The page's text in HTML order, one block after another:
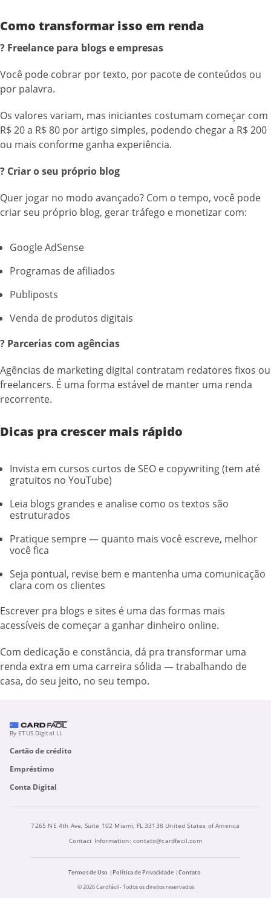
Como transformar isso em renda
? Freelance para blogs e empresas
Você pode cobrar por texto, por pacote de conteúdos ou
por palavra.
Os valores variam, mas iniciantes costumam começar com
R$ 20 a R$ 80 por artigo simples, podendo chegar a R$ 200
ou mais conforme ganha experiência.
? Criar o seu próprio blog
Quer jogar no modo avançado? Com o tempo, você pode
criar seu próprio blog, gerar tráfego e monetizar com:
Google AdSense
Programas de afiliados
Publiposts
Venda de produtos digitais
? Parcerias com agências
Agências de marketing digital contratam redatores fixos ou
freelancers. É uma forma estável de manter uma renda
recorrente.
Dicas pra crescer mais rápido
Invista em cursos curtos de SEO e copywriting (tem até
gratuitos no YouTube)
Leia blogs grandes e analise como os textos são
estruturados
Pratique sempre — quanto mais você escreve, melhor
você fica
Seja pontual, revise bem e mantenha uma comunicação
clara com os clientes
Escrever pra blogs e sites é uma das formas mais
acessíveis de começar a ganhar dinheiro online.
Com dedicação e constância, dá pra transformar uma
renda extra em uma carreira sólida — trabalhando de
casa, do seu jeito, no seu tempo.
By ETUS Digital LL
Cartão de crédito
Empréstimo
Conta Digital
7265 NE 4th Ave, Suite 102 Miami, FL 33138 United States of America
Contact Information: contato@cardfacil.com
Termos de Uso Política de Privacidade
Contato
© 2026 Cardfácil - Todos os direitos reservados